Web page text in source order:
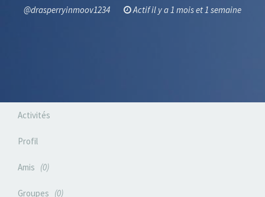
@drasperryinmoov1234 Actif il y a 1 mois et 1 semaine
Activités
Profil
Amis 0
Groupes 0